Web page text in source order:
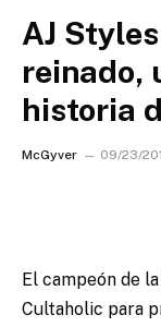
AJ
reinado,
historia
McGyver 09/23/
El campeón de
Cultaholic para